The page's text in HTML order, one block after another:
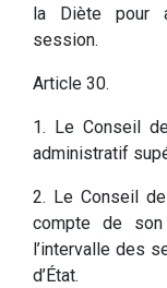
la Diète pour
session.
Article 30.
1. Le Conseil
administratif
2. Le Conseil
compte de
l’intervalle des
d’État.